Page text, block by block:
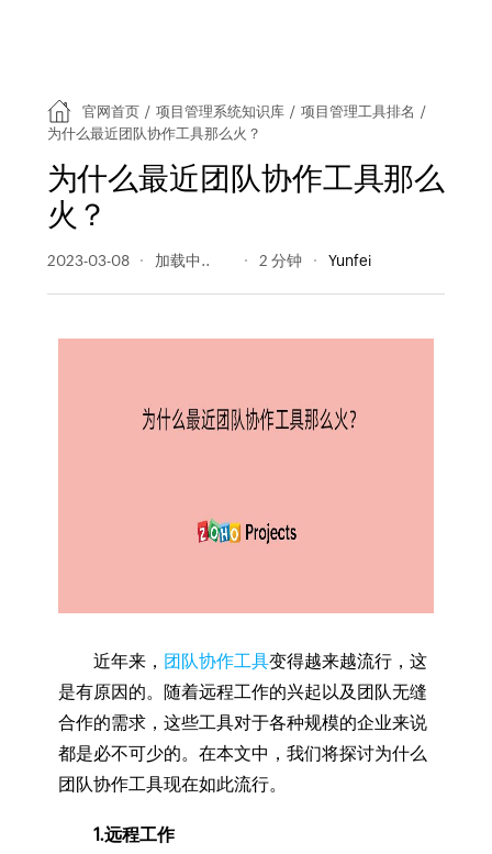
官网首页 / 项目管理系统知识库 / 项目管理工具排名 /
为什么最近团队协作工具那么火？
为什么最近团队协作工具那么
火？
2023-03-08 206 阅读量 2 分钟 Yunfei
近年来， 团队协作工具变得越来越流行，这
是有原因的。随着远程工作的兴起以及团队无缝
合作的需求，这些工具对于各种规模的企业来说
都是必不可少的。在本文中，我们将探讨为什么
团队协作工具现在如此流行。
1.远程工作